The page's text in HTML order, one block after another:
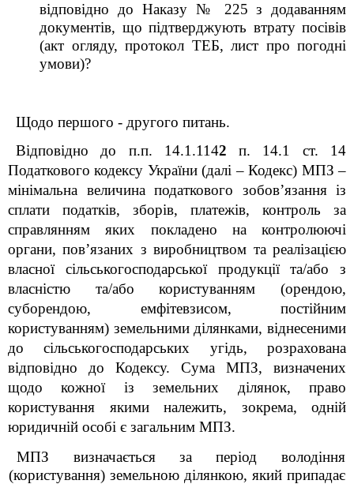
відповідно доНаказу № 225 з додаванням
документів, що підтверджують втрату посівів
(акт огляду, протокол ТЕБ, лист про погодні
умови)?
Щодо першого - другого питань.
Відповідно до п.п. 14.1.1142п. 14.1 ст. 14
Податкового кодексу України (далі –Кодекс) МПЗ –
мінімальна величина податкового зобов’язання із
сплати податків, зборів, платежів, контроль за
справлянням яких покладено на контролюючі
органи, пов’язаних з виробництвом та реалізацією
власної сільськогосподарської продукції та/або з
власністю та/або користуванням (орендою,
суборендою, емфітевзисом, постійним
користуванням) земельними ділянками, віднесеними
до сільськогосподарських угідь, розрахована
відповідно до Кодексу. Сума МПЗ, визначених
щодо кожної із земельних ділянок, право
користування якими належить, зокрема, одній
юридичній особі є загальним МПЗ.
МПЗ визначається за період володіння
(користування) земельною ділянкою, який припадає